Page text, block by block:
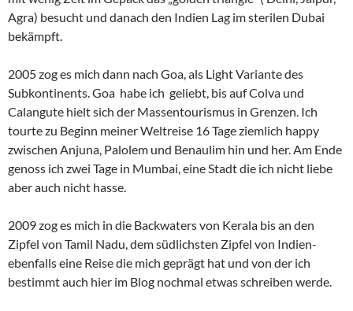
Agra) besucht und danach den Indien Lag im sterilen Dubai
bekämpft.
2005 zog es mich dann nach Goa, als Light Variante des
Subkontinents. Goa habe ich geliebt, bis auf Colva und
Calangute hielt sich der Massentourismus in Grenzen. Ich
tourte zu Beginn meiner Weltreise 16 Tage ziemlich happy
zwischen Anjuna, Palolem und Benaulim hin und her. Am Ende
genoss ich zwei Tage in Mumbai, eine Stadt die ich nicht liebe
aber auch nicht hasse.
2009 zog es mich in die Backwaters von Kerala bis an den
Zipfel von Tamil Nadu, dem südlichsten Zipfel von Indien-
ebenfalls eine Reise die mich geprägt hat und von der ich
bestimmt auch hier im Blog nochmal etwas schreiben werde.